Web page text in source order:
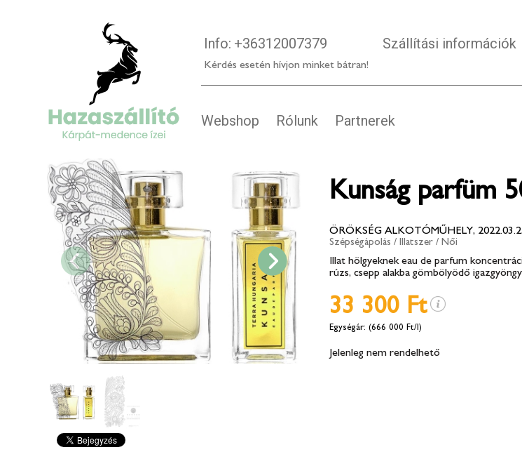
Info: +36312007379
Kérdés esetén hívjon minket bátran!
Szállítási információk
Webshop Rólunk Partnerek
Kunság parfüm
ÖRÖKSÉG ALKOTÓMŰHELY,
Szépségápolás / Illatszer / Női
Illat hölgyeknek eau de parfum
rúzs, csepp alakba gömbölyödő
33 300 Ft
(666 000 Ft/l)
Jelenleg nem rendelhető